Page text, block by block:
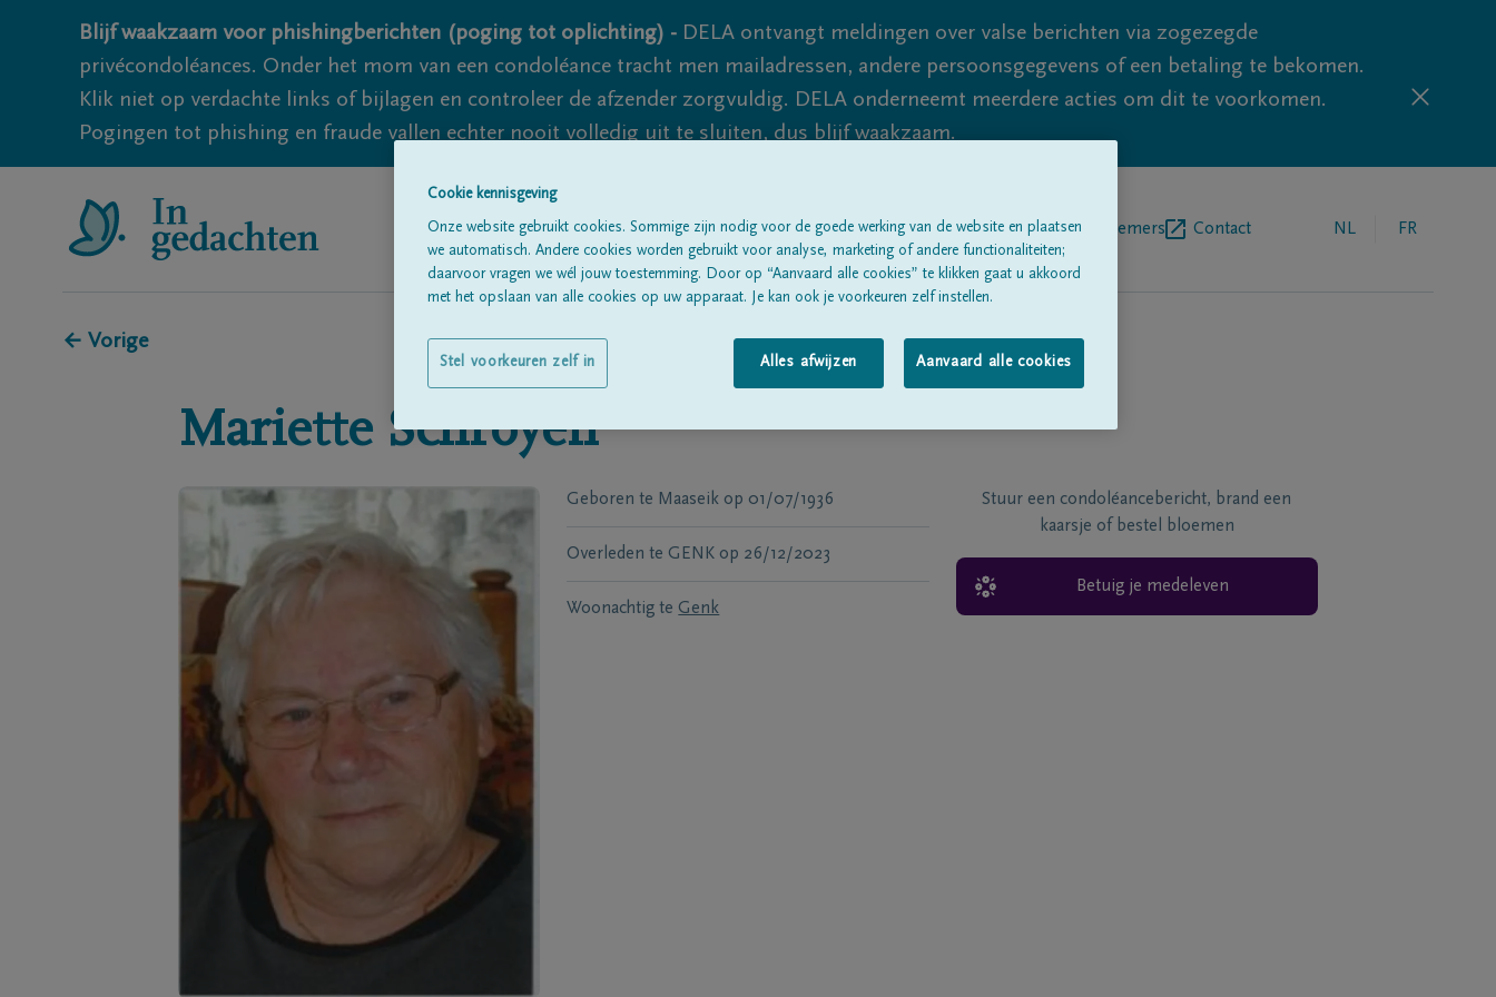
Blijf waakzaam voor phishingberichten (poging tot oplichting) - DELA ontvangt meldingen over valse berichten via zogezegde
privécondoléances. Onder het mom van een condoléance tracht men mailadressen, andere persoonsgegevens of een betaling te bekomen.
Klik niet op verdachte links of bijlagen en controleer de afzender zorgvuldig. DELA onderneemt meerdere acties om dit te voorkomen.
Pogingen tot phishing en fraude vallen echter nooit volledig uit te sluiten, dus blijf waakzaam.
Alle rouwberichtenOver onsBegrafenisondernemers Contact NL FR
← Vorige
Mariette Schroyen
Geboren te Maaseik op 01/07/1936
Overleden te GENK op 26/12/2023
Woonachtig te Genk
Stuur een condoléancebericht, brand een
kaarsje of bestel bloemen
Betuig je medeleven
Cookie kennisgeving
Onze website gebruikt cookies. Sommige zijn nodig voor de goede werking van de website en plaatsen
we automatisch. Andere cookies worden gebruikt voor analyse, marketing of andere functionaliteiten;
daarvoor vragen we wél jouw toestemming. Door op “Aanvaard alle cookies” te klikken gaat u akkoord
met het opslaan van alle cookies op uw apparaat. Je kan ook je voorkeuren zelf instellen.
Alles afwijzen Aanvaard alle cookies
Stel voorkeuren zelf in